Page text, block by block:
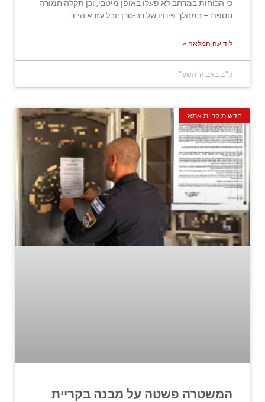
כי הכוחות במרחב לא פעלו באופן מיטבי, וכן תקלה חמורה
נוספת – במהלך פינויו של רב-סרן יובל עזרא הי"ד.
לידיעה המלאה »
כ״ב באב ה׳תשפ״ו
חדשות קריית אתא
המשטרה פשטה על מבנה בקריית